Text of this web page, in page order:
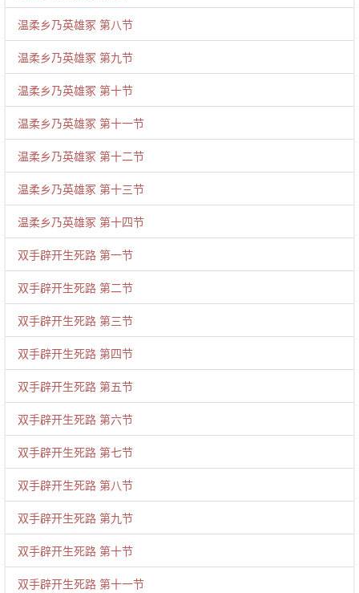
温柔乡乃英雄冢 第八节
温柔乡乃英雄冢 第九节
温柔乡乃英雄冢 第十节
温柔乡乃英雄冢 第十一节
温柔乡乃英雄冢 第十二节
温柔乡乃英雄冢 第十三节
温柔乡乃英雄冢 第十四节
双手辟开生死路 第一节
双手辟开生死路 第二节
双手辟开生死路 第三节
双手辟开生死路 第四节
双手辟开生死路 第五节
双手辟开生死路 第六节
双手辟开生死路 第七节
双手辟开生死路 第八节
双手辟开生死路 第九节
双手辟开生死路 第十节
双手辟开生死路 第十一节